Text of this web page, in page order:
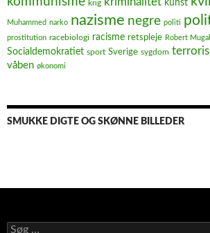
krig kunst
Muhammed narko nazisme negre politi
prostitution racebiologi racisme retspleje Robert
Socialdemokratiet sport Sverige sygdom
våben økonomi
SMUKKE DIGTE OG SKØNNE BILLEDER
Søg